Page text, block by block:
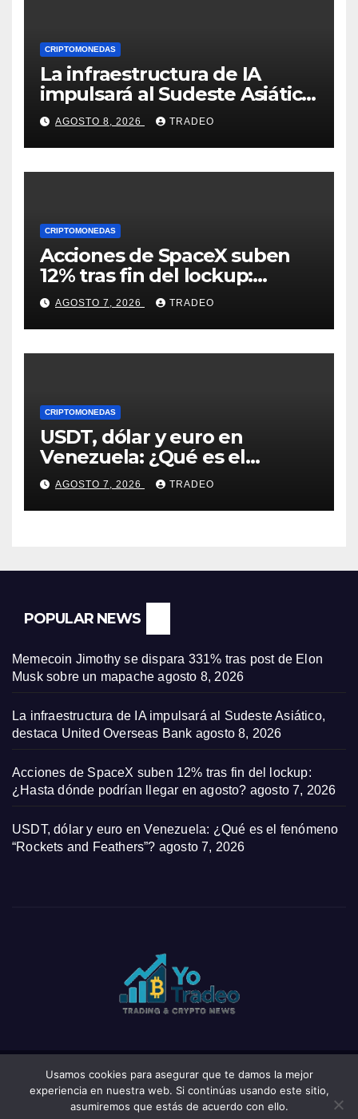
CRIPTOMONEDAS
La infraestructura de IA
impulsará al Sudeste Asiático,
destaca United Overseas
Bank
AGOSTO 8, 2026 TRADEO
CRIPTOMONEDAS
Acciones de SpaceX suben
12% tras fin del lockup:
¿Hasta dónde podrían llegar
en agosto?
AGOSTO 7, 2026 TRADEO
CRIPTOMONEDAS
USDT, dólar y euro en
Venezuela: ¿Qué es el
fenómeno “Rockets and
Feathers”?
AGOSTO 7, 2026 TRADEO
POPULAR NEWS
Memecoin Jimothy se dispara 331% tras post de Elon
Musk sobre un mapache agosto 8, 2026
La infraestructura de IA impulsará al Sudeste Asiático,
destaca United Overseas Bank agosto 8, 2026
Acciones de SpaceX suben 12% tras fin del lockup:
¿Hasta dónde podrían llegar en agosto? agosto 7, 2026
USDT, dólar y euro en Venezuela: ¿Qué es el fenómeno
“Rockets and Feathers”? agosto 7, 2026
Funciona gracias a WordPress|Tema: News Click deThemeansar
Usamos cookies para asegurar que te damos la mejor
experiencia en nuestra web. Si continúas usando este sitio,
asumiremos que estás de acuerdo con ello.